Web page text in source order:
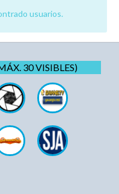
usuarios.
30 VISIBLES)